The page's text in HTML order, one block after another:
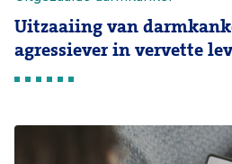
Uitzaaiing van
agressiever in vervette